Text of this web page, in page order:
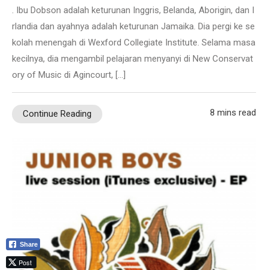
. Ibu Dobson adalah keturunan Inggris, Belanda, Aborigin, dan I
rlandia dan ayahnya adalah keturunan Jamaika. Dia pergi ke se
kolah menengah di Wexford Collegiate Institute. Selama masa
kecilnya, dia mengambil pelajaran menyanyi di New Conservat
ory of Music di Agincourt, […]
Continue Reading 8 mins read
Share
Post